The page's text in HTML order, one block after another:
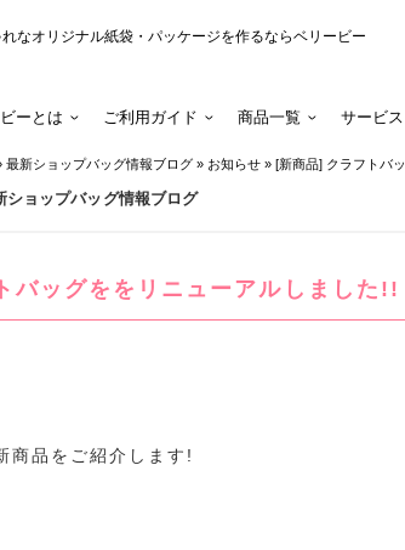
れなオリジナル紙袋・パッケージを作るならベリービー
ーとは ご利用ガイド 商品一覧 サービス
最新ショップバッグ情報ブログ » お知らせ » [新商品] クラフトバ
ショップバッグ情報ブログ
バッグををリニューアルしました!!
商品をご紹介します!